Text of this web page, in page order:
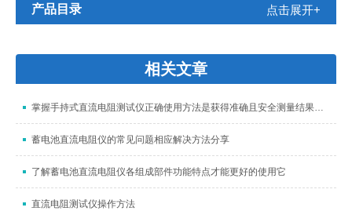
产品目录 点击展开+
相关文章
掌握手持式直流电阻测试仪正确使用方法是获得准确且安全测量结果的关键
蓄电池直流电阻仪的常见问题相应解决方法分享
了解蓄电池直流电阻仪各组成部件功能特点才能更好的使用它
直流电阻测试仪操作方法